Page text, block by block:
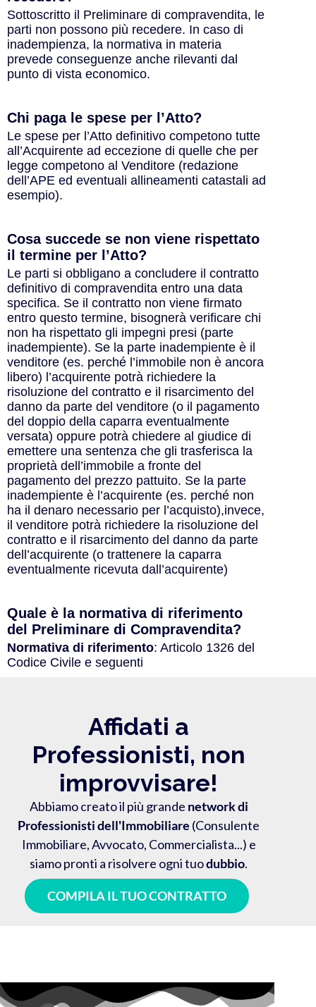
Sottoscritto il Preliminare di compravendita, le
parti non possono più recedere. In caso di
inadempienza, la normativa in materia
prevede conseguenze anche rilevanti dal
punto di vista economico.
Chi paga le spese per l’Atto?
Le spese per l’Atto definitivo competono tutte
all’Acquirente ad eccezione di quelle che per
legge competono al Venditore (redazione
dell’APE ed eventuali allineamenti catastali ad
esempio).
Cosa succede se non viene rispettato
il termine per l’Atto?
Le parti si obbligano a concludere il contratto
definitivo di compravendita entro una data
specifica. Se il contratto non viene firmato
entro questo termine, bisognerà verificare chi
non ha rispettato gli impegni presi (parte
inadempiente). Se la parte inadempiente è il
venditore (es. perché l’immobile non è ancora
libero) l’acquirente potrà richiedere la
risoluzione del contratto e il risarcimento del
danno da parte del venditore (o il pagamento
del doppio della caparra eventualmente
versata) oppure potrà chiedere al giudice di
emettere una sentenza che gli trasferisca la
proprietà dell’immobile a fronte del
pagamento del prezzo pattuito. Se la parte
inadempiente è l’acquirente (es. perché non
ha il denaro necessario per l’acquisto),invece,
il venditore potrà richiedere la risoluzione del
contratto e il risarcimento del danno da parte
dell’acquirente (o trattenere la caparra
eventualmente ricevuta dall’acquirente)
Quale è la normativa di riferimento
del Preliminare di Compravendita?
Normativa di riferimento: Articolo 1326 del
Codice Civile e seguenti
Affidati a
Professionisti, non
improvvisare!
Abbiamo creato il più grande network di
Professionisti dell'Immobiliare (Consulente
Immobiliare, Avvocato, Commercialista...) e
siamo pronti a risolvere ogni tuodubbio.
COMPILA IL TUO CONTRATTO